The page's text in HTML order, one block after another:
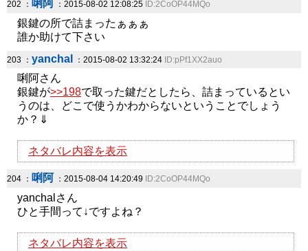
202 ： 唎阿 ：2015-08-02 12:08:25 ID:2CoOP44MQo
銀鍵の所で詰まったぁぁぁ
誰か助けて下さい
203 ： yanchal ：2015-08-02 13:32:24 ID:pPf1XX2auo
唎阿さん
銀鍵が>>198で取った鍵だとしたら、詰まっているとい
うのは、どこで使うかわからないということでしょう
か？⇓
ネタバレ内容を表示
204 ： 唎阿 ：2015-08-04 14:20:49 ID:2CoOP44MQo
yanchalさん
ひと手間って↓ですよね？
ネタバレ内容を表示